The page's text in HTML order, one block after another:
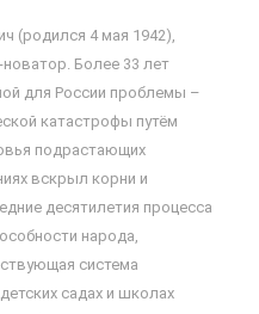
(родился 4 мая 1942),
новатор. Более 33 лет
для России проблемы –
катастрофы путём
подрастающих
вскрыл корни и
десятилетия процесса
народа,
система
садах и школах